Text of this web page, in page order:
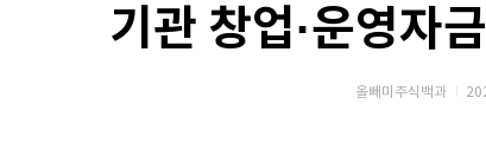
기관 창업·운영자
올빼미주식백과